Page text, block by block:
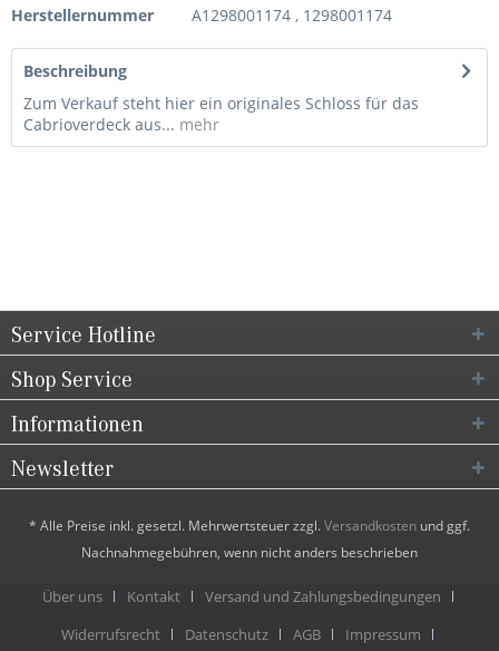
Herstellernummer
A1298001174 , 1298001174
Beschreibung
Zum Verkauf steht hier ein originales Schloss für das
Cabrioverdeck aus... mehr
Service Hotline
Shop Service
Informationen
Newsletter
* Alle Preise inkl. gesetzl. Mehrwertsteuer zzgl.Versandkosten und ggf.
Nachnahmegebühren, wenn nicht anders beschrieben
Über uns Kontakt
Versand und Zahlungsbedingungen
Widerrufsrecht
Datenschutz AGB Impressum